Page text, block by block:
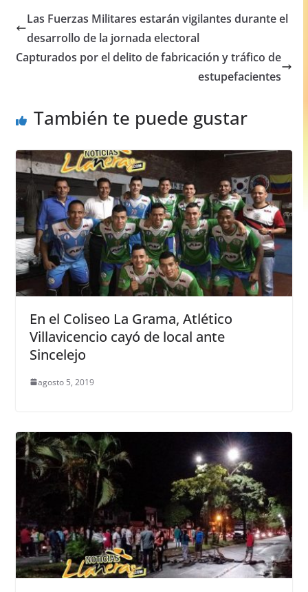
e
b
o
s
A
p
e
n
g
e
Las Fuerzas Militares estarán vigilantes durante el
desarrollo de la jornada electoral
Capturados por el delito de fabricación y tráfico de
estupefacientes
También te puede gustar
En el Coliseo La Grama, Atlético
Villavicencio cayó de local ante
Sincelejo
agosto 5, 2019